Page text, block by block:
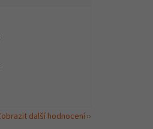
obchodu je 5 z 5 hvězdiček.
další hodnocení